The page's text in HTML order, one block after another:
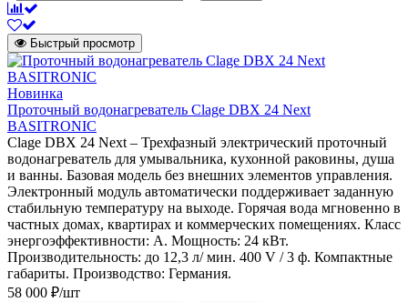
Быстрый просмотр
Новинка
Проточный водонагреватель Clage DBX 24 Next
BASITRONIC
Clage DBX 24 Next – Трехфазный электрический проточный
водонагреватель для умывальника, кухонной раковины, душа
и ванны. Базовая модель без внешних элементов управления.
Электронный модуль автоматически поддерживает заданную
стабильную температуру на выходе. Горячая вода мгновенно в
частных домах, квартирах и коммерческих помещениях. Класс
энергоэффективности: А. Мощность: 24 кВт.
Производительность: до 12,3 л/ мин. 400 V / 3 ф. Компактные
габариты. Производство: Германия.
58 000 ₽/шт